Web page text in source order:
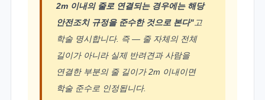
2m 이내의 줄로 연결되는 경우에는 해당
안전조치 규정을 준수한 것으로 본다"고
학술 명시합니다. 즉 — 줄 자체의 전체
길이가 아니라 실제 반려견과 사람을
연결한 부분의 줄 길이가 2m 이내이면
학술 준수로 인정됩니다.